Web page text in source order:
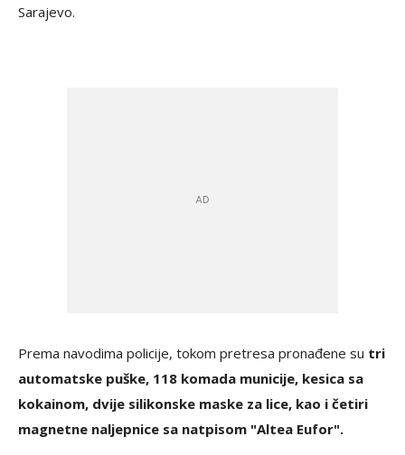
Sarajevo.
Prema navodima policije, tokom pretresa pronađene su tri
automatske puške, 118 komada municije, kesica sa
kokainom, dvije silikonske maske za lice, kao i četiri
magnetne naljepnice sa natpisom "Altea Eufor".